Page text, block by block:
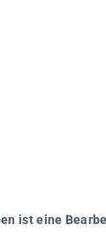
ist eine